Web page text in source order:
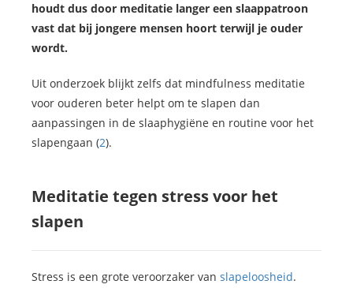
houdt dus door meditatie langer een slaappatroon
vast dat bij jongere mensen hoort terwijl je ouder
wordt.
Uit onderzoek blijkt zelfs dat mindfulness meditatie
voor ouderen beter helpt om te slapen dan
aanpassingen in de slaaphygiëne en routine voor het
slapengaan (2).
Meditatie tegen stress voor het
slapen
Stress is een grote veroorzaker van slapeloosheid.